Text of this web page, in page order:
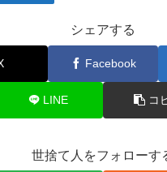
シェアする
Facebook
LINE コ
世捨て人をフォローす